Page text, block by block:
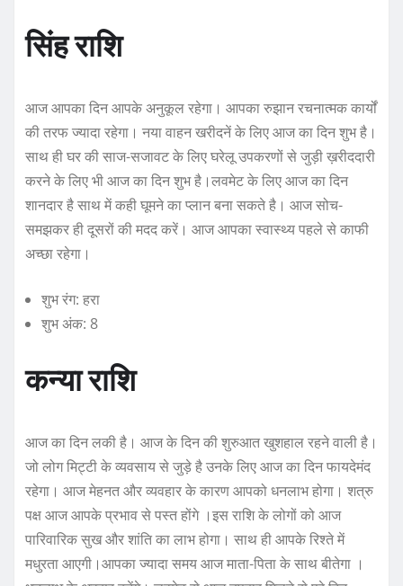
सिंह राशि
आज आपका दिन आपके अनुकूल रहेगा। आपका रुझान रचनात्मक कार्यों
की तरफ ज्यादा रहेगा। नया वाहन खरीदनें के लिए आज का दिन शुभ है।
साथ ही घर की साज-सजावट के लिए घरेलू उपकरणों से जुड़ी ख़रीददारी
करने के लिए भी आज का दिन शुभ है।लवमेट के लिए आज का दिन
शानदार है साथ में कही घूमने का प्लान बना सकते है। आज सोच-
समझकर ही दूसरों की मदद करें। आज आपका स्वास्थ्य पहले से काफी
अच्छा रहेगा।
शुभ रंग: हरा
शुभ अंक: 8
कन्या राशि
आज का दिन लकी है। आज के दिन की शुरुआत खुशहाल रहने वाली है।
जो लोग मिट्टी के व्यवसाय से जुड़े है उनके लिए आज का दिन फायदेमंद
रहेगा। आज मेहनत और व्यवहार के कारण आपको धनलाभ होगा। शत्रु
पक्ष आज आपके प्रभाव से पस्त होंगे ।इस राशि के लोगों को आज
पारिवारिक सुख और शांति का लाभ होगा। साथ ही आपके रिश्ते में
मधुरता आएगी।आपका ज्यादा समय आज माता-पिता के साथ बीतेगा ।